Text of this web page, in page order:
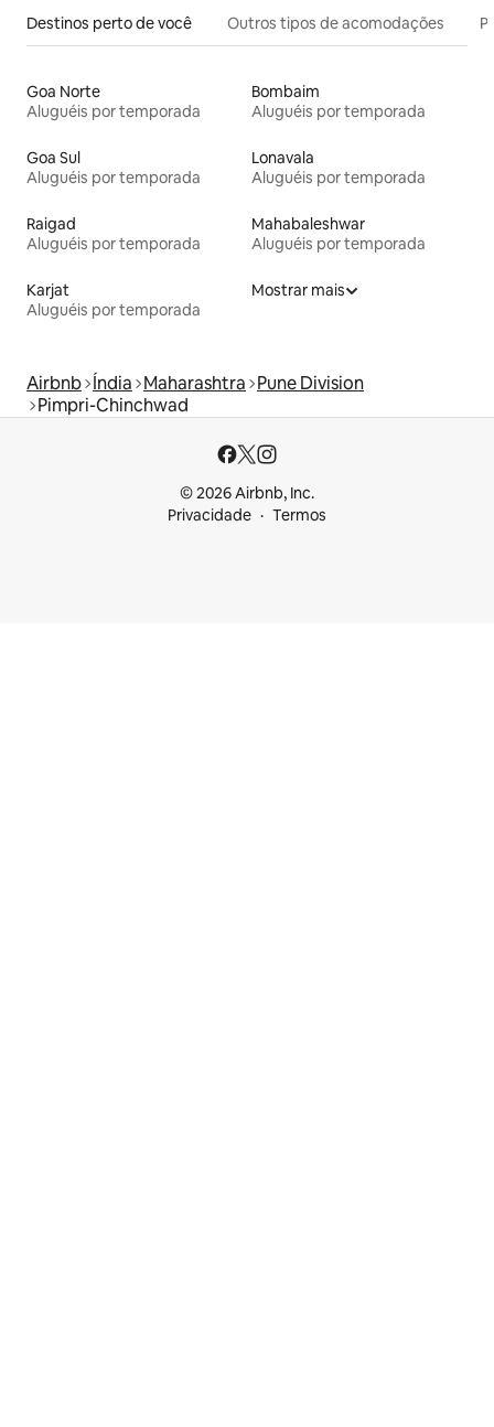
Destinos perto de você Outros tipos de acomodações
Goa Norte
Aluguéis por temporada
Bombaim
Aluguéis por temporada
Goa Sul
Aluguéis por temporada
Lonavala
Aluguéis por temporada
Raigad
Aluguéis por temporada
Mahabaleshwar
Aluguéis por temporada
Karjat
Aluguéis por temporada
Mostrar mais
Airbnb Índia Maharashtra Pune Division
Pimpri-Chinchwad
© 2026 Airbnb, Inc.
Privacidade
Termos